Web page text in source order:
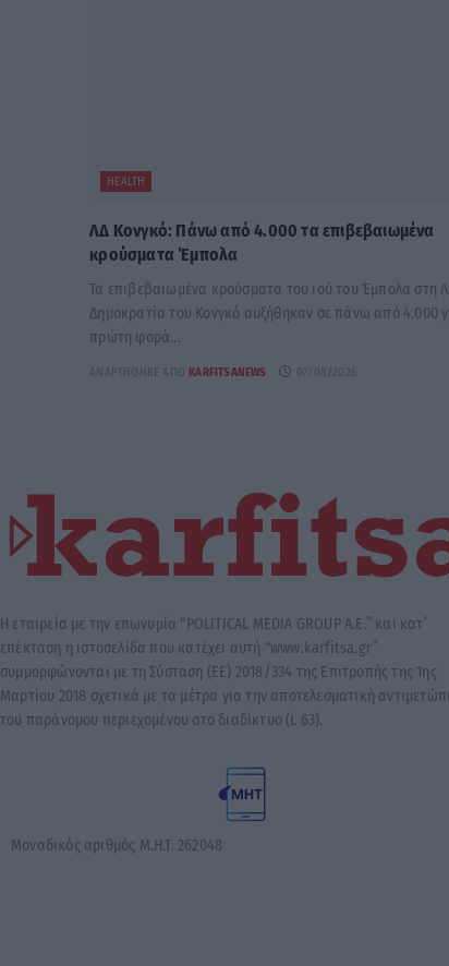
HEALTH
ΛΔ Κονγκό: Πάνω από 4.000 τα επιβεβαιωμένα
κρούσματα Έμπολα
Τα επιβεβαιωμένα κρούσματα του ιού του Έμπολα στη
Δημοκρατία του Κονγκό αυξήθηκαν σε πάνω από 4.000
πρώτη φορά...
KARFITSANEWS 07/08/2026
Η εταιρεία με την επωνυμία “POLITICAL MEDIA GROUP A.E.” και κατ’
επέκταση η ιστοσελίδα που κατέχει αυτή “www.karfitsa.gr”
συμμορφώνονται με τη Σύσταση (ΕΕ) 2018/334 της Επιτροπής της 1ης
Μαρτίου 2018 σχετικά με τα μέτρα για την αποτελεσματική
του παράνομου περιεχομένου στο διαδίκτυο (L 63).
Μοναδικός αριθμός Μ.Η.Τ. 262048